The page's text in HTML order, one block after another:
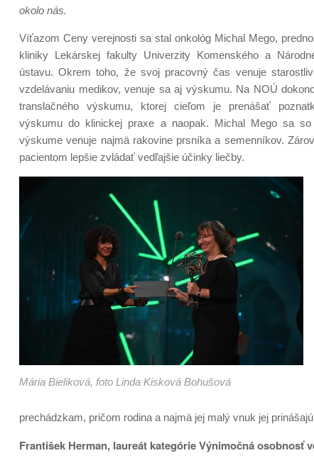
okolo nás.
Víťazom Ceny verejnosti sa stal onkológ Michal Mego,
kliniky Lekárskej fakulty Univerzity Komenského a
ústavu. Okrem toho, že svoj pracovný čas venuje
vzdelávaniu medikov, venuje sa aj výskumu. Na NOÚ
translačného výskumu, ktorej cieľom je prenášať
výskumu do klinickej praxe a naopak. Michal Mego sa
výskume venuje najmä rakovine prsníka a semenníkov.
pacientom lepšie zvládať vedľajšie účinky liečby.
Mária Bieliková, foto Linda Kisková Bohušová
prechádzkam, pričom rodina a najmä jej malý vnuk jej
František Herman, laureát kategórie Výnimočná osobnosť